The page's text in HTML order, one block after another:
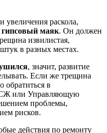
увеличения раскола,
гипсовый маяк. Он должен
извилистая,
в разных местах.
, значит, развитие
Если же трещина
обратиться в
или Управляющую
проблемы,
рисков.
действия по ремонту